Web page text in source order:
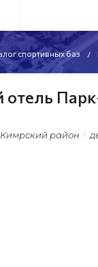
спортивных баз
отель
Кимрский район